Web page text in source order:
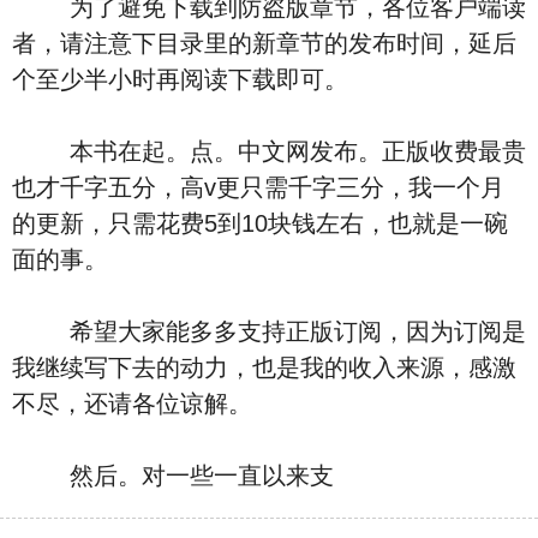
为了避免下载到防盗版章节，各位客户端读
者，请注意下目录里的新章节的发布时间，延后
个至少半小时再阅读下载即可。
本书在起。点。中文网发布。正版收费最贵
也才千字五分，高v更只需千字三分，我一个月
的更新，只需花费5到10块钱左右，也就是一碗
面的事。
希望大家能多多支持正版订阅，因为订阅是
我继续写下去的动力，也是我的收入来源，感激
不尽，还请各位谅解。
然后。对一些一直以来支